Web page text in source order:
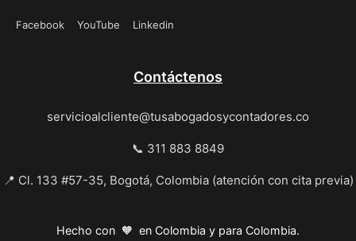
Facebook YouTube Linkedin
Contáctenos
servicioalcliente@tusabogadosycontadores.co
📞 311 883 8849
📍 Cl. 133 #57-35, Bogotá, Colombia (atención con cita previa)
Hecho con 🧡 en Colombia y para Colombia.